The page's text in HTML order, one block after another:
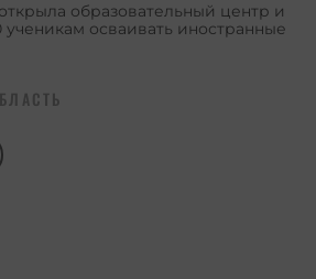
образовательный центр и
ученикам осваивать иностранные